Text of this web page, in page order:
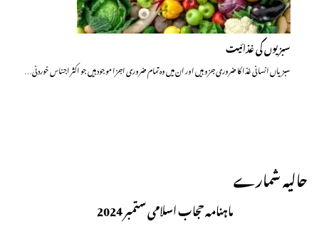
سبزیوں کی غذائیت
سبزیاں انسانی غذا کا ضروری جزو ہیں اور ان میں وہ تمام ضروری اجزا موجود ہیں جو اکثر اجناس خوردنی…
حالیہ شمارے
ماہنامہ حجاب اسلامی ستمبر 2024